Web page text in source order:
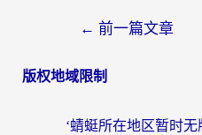
← 前一篇文章
版权地域限制